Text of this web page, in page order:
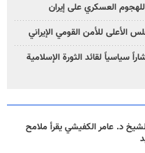
العسكري على إيران
للأمن القومي الإيراني
سياسياً لقائد الثورة الإسلامية
د. عامر الكفيشي يقرأ ملامح